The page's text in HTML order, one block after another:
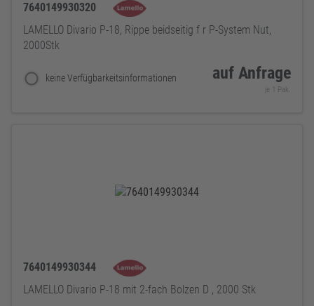
7640149930320
LAMELLO Divario P-18, Rippe beidseitig f r P-System Nut,
2000Stk
keine Verfügbarkeitsinformationen auf Anfrage
je 1 Pak.
7640149930344
LAMELLO Divario P-18 mit 2-fach Bolzen D , 2000 Stk